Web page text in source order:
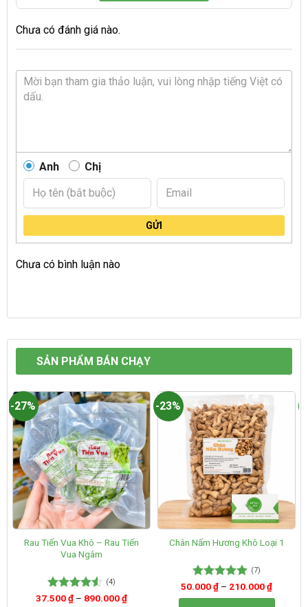
Chưa có đánh giá nào.
Anh Chị
GỬI
Chưa có bình luận nào
SẢN PHẨM BÁN CHẠY
-27%
Rau Tiến Vua Khô – Rau Tiến
Vua Ngâm
Được xếp
(4)
37.500₫ – 890.000₫
-23%
Chân Nấm Hương Khô Loại 1
Được xếp
hạng5.00
(7)
50.000₫ – 210.000₫